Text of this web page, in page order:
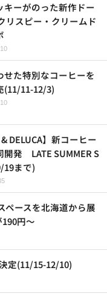
キーがのった新作ドー
スピー・クリームド
せた特別なコーヒーを
(11/11-12/3)
& DELUCA】新コーヒー
開発 LATE SUMMER S
19まで)
ペースを北海道から展
円～
定(11/15-12/10)